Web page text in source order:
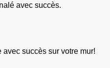
avec succès.
succès sur votre mur!